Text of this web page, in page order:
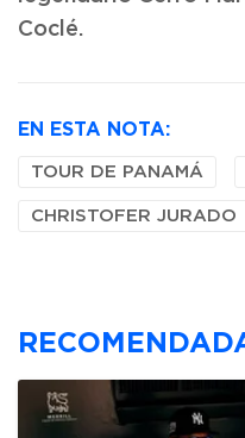
Coclé.
EN ESTA NOTA:
TOUR DE PANAMÁ
CHRISTOFER JURADO